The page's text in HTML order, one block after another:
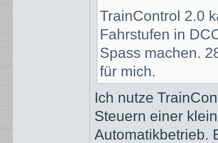
TrainControl 2.0
Fahrstufen in
Spass machen.
für mich.
Ich nutze
Steuern einer
Automatikbetrieb.